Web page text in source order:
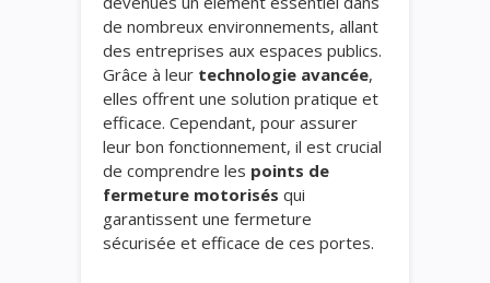
de nombreux environnements, allant
des entreprises aux espaces publics.
Grâce à leur technologie avancée,
elles offrent une solution pratique et
efficace. Cependant, pour assurer
leur bon fonctionnement, il est crucial
de comprendre les points de
fermeture motorisés qui
garantissent une fermeture
sécurisée et efficace de ces portes.